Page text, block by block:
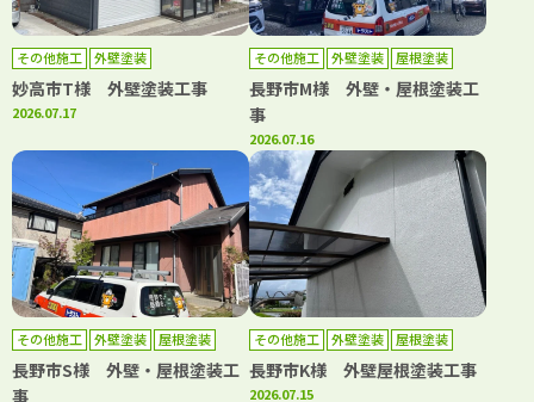
その他施工 外壁塗装
妙高市T様 外壁塗装工事
2026.07.17
その他施工 外壁塗装 屋根塗装
長野市M様 外壁・屋根塗装工
事
2026.07.16
その他施工 外壁塗装 屋根塗装
長野市S様 外壁・屋根塗装工
事
その他施工 外壁塗装 屋根塗装
長野市K様 外壁屋根塗装工事
2026.07.15